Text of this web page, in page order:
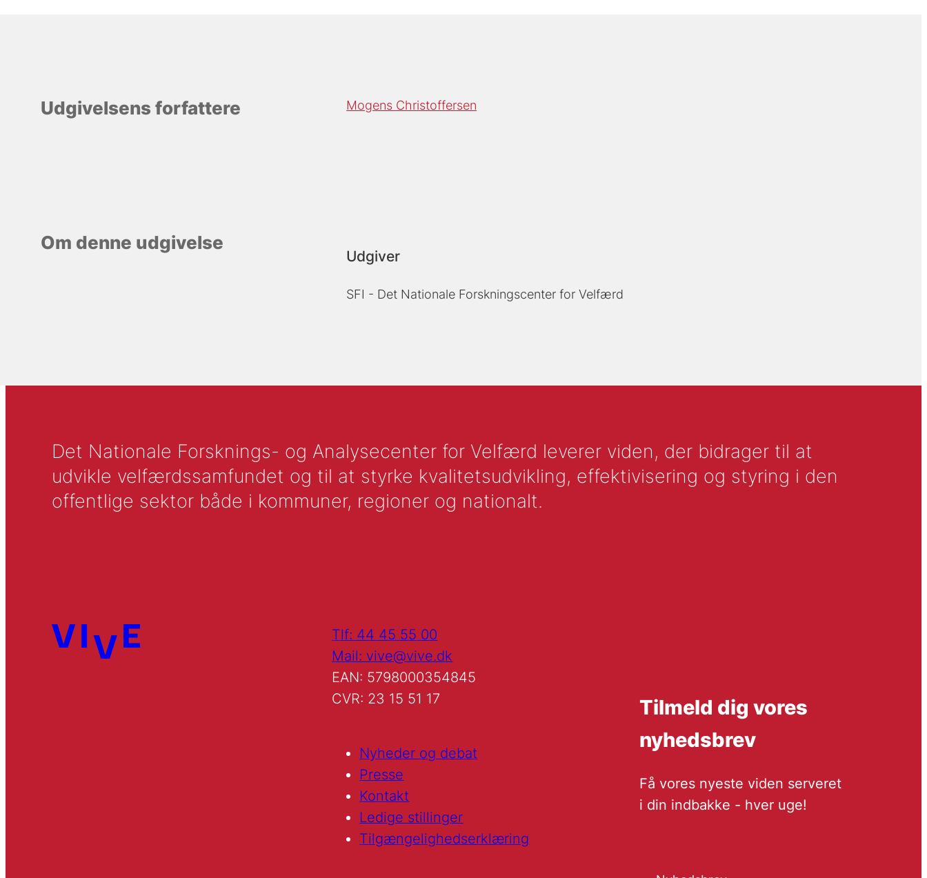
Udgivelsens forfattere Mogens Christoffersen
Om denne udgivelse
Udgiver
SFI - Det Nationale Forskningscenter for Velfærd
Det Nationale Forsknings- og Analysecenter for Velfærd leverer viden, der bidrager til at
udvikle velfærdssamfundet og til at styrke kvalitetsudvikling, effektivisering og styring i den
offentlige sektor både i kommuner, regioner og nationalt.
Tlf: 44 45 55 00
Mail: vive@vive.dk
EAN: 5798000354845
CVR: 23 15 51 17
Nyheder og debat
Presse
Kontakt
Ledige stillinger
Tilgængelighedserklæring
Tilmeld dig vores
nyhedsbrev
Få vores nyeste viden serveret
i din indbakke - hver uge!